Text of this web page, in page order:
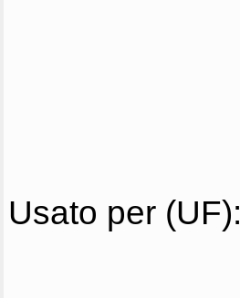
Usato per (UF):